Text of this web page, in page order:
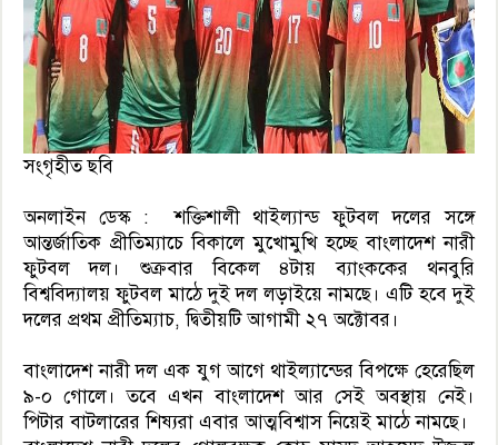
সংগৃহীত ছবি
অনলাইন ডেস্ক : শক্তিশালী থাইল্যান্ড ফুটবল দলের সঙ্গে
আন্তর্জাতিক প্রীতিম্যাচে বিকালে মুখোমুখি হচ্ছে বাংলাদেশ নারী
ফুটবল দল। শুক্রবার বিকেল ৪টায় ব্যাংককের থনবুরি
বিশ্ববিদ্যালয় ফুটবল মাঠে দুই দল লড়াইয়ে নামছে। এটি হবে দুই
দলের প্রথম প্রীতিম্যাচ, দ্বিতীয়টি আগামী ২৭ অক্টোবর।
বাংলাদেশ নারী দল এক যুগ আগে থাইল্যান্ডের বিপক্ষে হেরেছিল
৯-০ গোলে। তবে এখন বাংলাদেশ আর সেই অবস্থায় নেই।
পিটার বাটলারের শিষ্যরা এবার আত্মবিশ্বাস নিয়েই মাঠে নামছে।